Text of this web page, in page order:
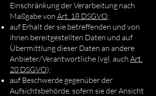
Einschränkung der Verarbeitung nach
Maßgabe von Art. 18 DSGVO;
auf Erhalt der sie betreffenden und von
ihnen bereitgestellten Daten und auf
Übermittlung dieser Daten an andere
Anbieter/Verantwortliche (vgl. auch Art.
20 DSGVO);
auf Beschwerde gegenüber der
Aufsichtsbehörde, sofern sie der Ansicht